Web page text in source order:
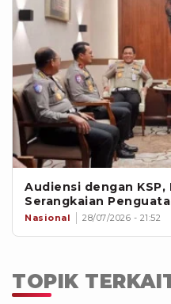
Audiensi dengan
Serangkaian
Nasional 28/07/2026 - 21:52
TOPIK